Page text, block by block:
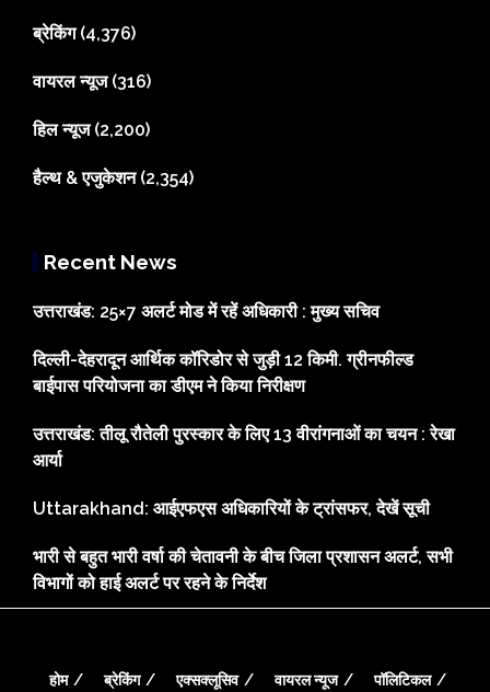
ब्रेकिंग(4,376)
वायरल न्यूज(316)
हिल न्यूज(2,200)
हैल्थ & एजुकेशन(2,354)
Recent News
उत्तराखंड: 25×7 अलर्ट मोड में रहें अधिकारी : मुख्य सचिव
दिल्ली-देहरादून आर्थिक कॉरिडोर से जुड़ी 12 किमी. ग्रीनफील्ड
बाईपास परियोजना का डीएम ने किया निरीक्षण
उत्तराखंड: तीलू रौतेली पुरस्कार के लिए 13 वीरांगनाओं का चयन : रेखा
आर्या
Uttarakhand: आईएफएस अधिकारियों के ट्रांसफर, देखें सूची
भारी से बहुत भारी वर्षा की चेतावनी के बीच जिला प्रशासन अलर्ट, सभी
विभागों को हाई अलर्ट पर रहने के निर्देश
होम ब्रेकिंग एक्सक्लूसिव वायरल न्यूज पॉलिटिकल